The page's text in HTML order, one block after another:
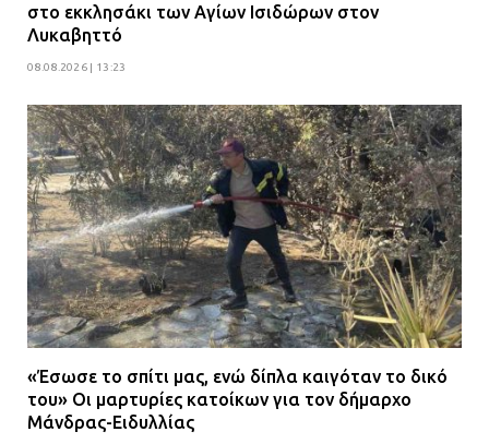
στο εκκλησάκι των Αγίων Ισιδώρων στον
Λυκαβηττό
08.08.2026 | 13:23
«Έσωσε το σπίτι μας, ενώ δίπλα καιγόταν το δικό
του» Οι μαρτυρίες κατοίκων για τον δήμαρχο
Μάνδρας-Ειδυλλίας